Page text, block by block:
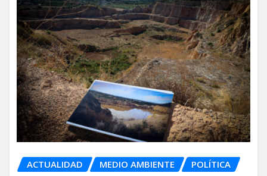
ACTUALIDAD MEDIO AMBIENTE POLÍTICA